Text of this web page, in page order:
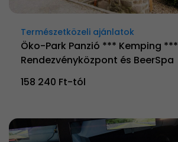
Természetközeli ajánlatok
Öko-Park Panzió *** Kemping ***
Rendezvényközpont és BeerSpa
158 240 Ft-tól